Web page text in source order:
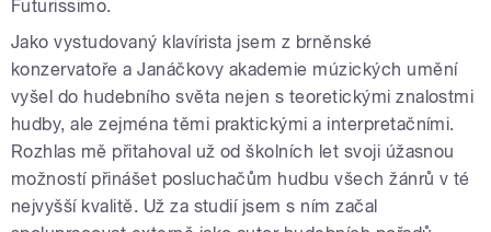
Futurissimo.
Jako vystudovaný klavírista jsem z brněnské
konzervatoře a Janáčkovy akademie múzických umění
vyšel do hudebního světa nejen s teoretickými znalostmi
hudby, ale zejména těmi praktickými a interpretačními.
Rozhlas mě přitahoval už od školních let svoji úžasnou
možností přinášet posluchačům hudbu všech žánrů v té
nejvyšší kvalitě. Už za studií jsem s ním začal